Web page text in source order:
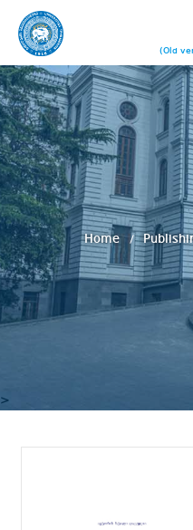
(Old
>
Home